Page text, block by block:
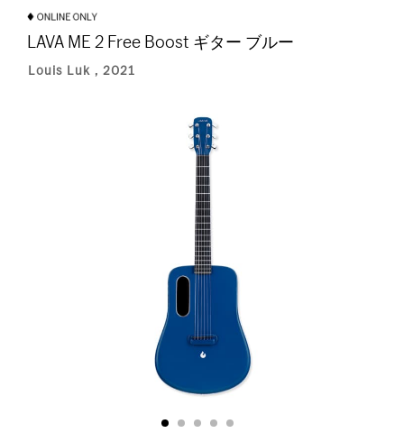
LAVA ME 2 Free Boost ギター ブルー
Louis Luk，2021